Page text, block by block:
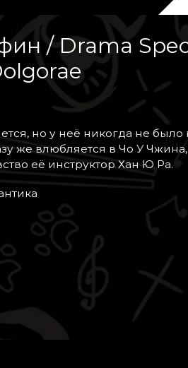
/ Drama
но у неё никогда не было
же влюбляется в Чо У Чжина,
её инструктор Хан Ю Ра.